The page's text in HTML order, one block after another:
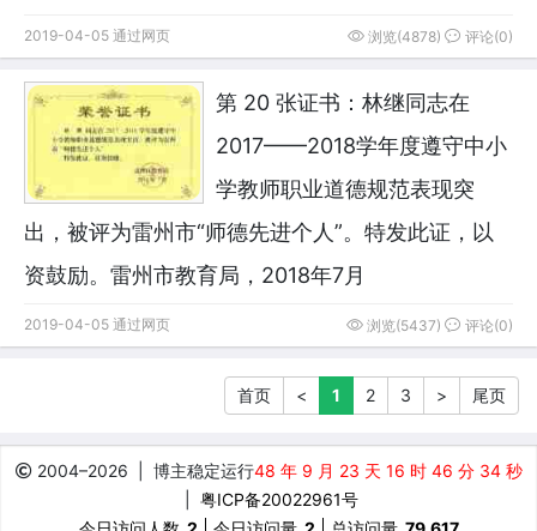
2019-04-05 通过网页 浏览(4878) 评论(0)
第 20 张证书：林继同志在
2017——2018学年度遵守中小
学教师职业道德规范表现突
出，被评为雷州市“师德先进个人”。特发此证，以
资鼓励。雷州市教育局，2018年7月
2019-04-05 通过网页 浏览(5437) 评论(0)
首页 < 1 2 3 > 尾页
2004–2026 | 博主稳定运行48 年 9 月 23 天 16 时 46 分 34 秒
粤ICP备20022961号